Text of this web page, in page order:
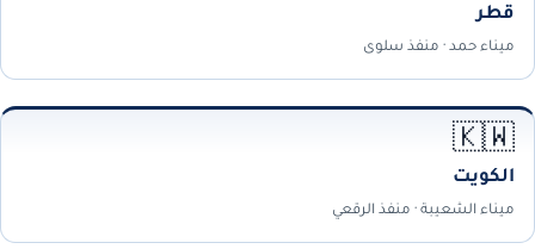
قطر
ميناء حمد · منفذ سلوى
🇰🇼
الكويت
ميناء الشعيبة · منفذ الرقعي